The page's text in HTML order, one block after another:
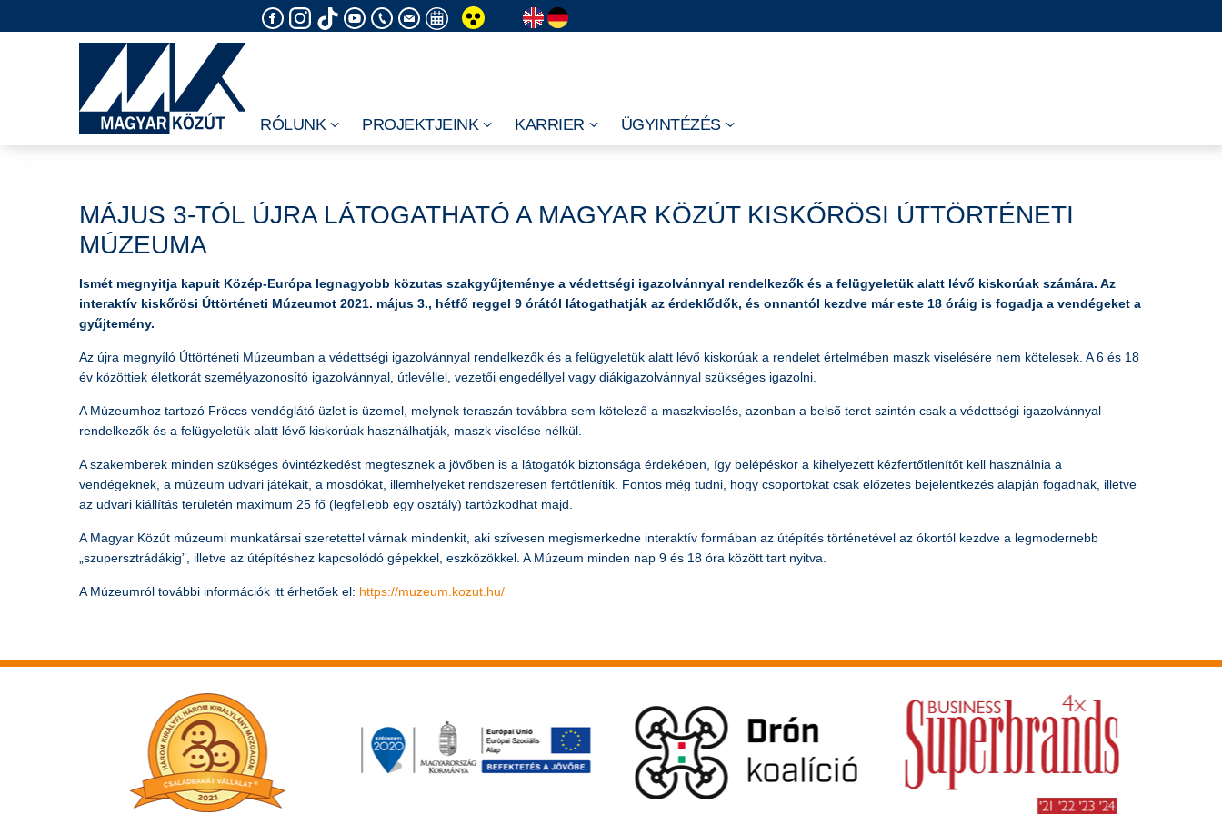
to
RÓLUNK PROJEKTJEINK KARRIER ÜGYINTÉZÉS
MÁJUS 3-TÓL ÚJRA LÁTOGATHATÓ A MAGYAR KÖZÚT KISKŐRÖSI ÚTTÖRTÉNETI
MÚZEUMA
Ismét megnyitja kapuit Közép-Európa legnagyobb közutas szakgyűjteménye a védettségi igazolvánnyal rendelkezők és a felügyeletük alatt lévő kiskorúak számára. Az
interaktív kiskőrösi Úttörténeti Múzeumot 2021. május 3., hétfő reggel 9 órától látogathatják az érdeklődők, és onnantól kezdve már este 18 óráig is fogadja a vendégeket a
gyűjtemény.
Az újra megnyíló Úttörténeti Múzeumban a védettségi igazolvánnyal rendelkezők és a felügyeletük alatt lévő kiskorúak a rendelet értelmében maszk viselésére nem kötelesek. A 6 és 18
év közöttiek életkorát személyazonosító igazolvánnyal, útlevéllel, vezetői engedéllyel vagy diákigazolvánnyal szükséges igazolni.
A Múzeumhoz tartozó Fröccs vendéglátó üzlet is üzemel, melynek teraszán továbbra sem kötelező a maszkviselés, azonban a belső teret szintén csak a védettségi igazolvánnyal
rendelkezők és a felügyeletük alatt lévő kiskorúak használhatják, maszk viselése nélkül.
A szakemberek minden szükséges óvintézkedést megtesznek a jövőben is a látogatók biztonsága érdekében, így belépéskor a kihelyezett kézfertőtlenítőt kell használnia a
vendégeknek, a múzeum udvari játékait, a mosdókat, illemhelyeket rendszeresen fertőtlenítik. Fontos még tudni, hogy csoportokat csak előzetes bejelentkezés alapján fogadnak, illetve
az udvari kiállítás területén maximum 25 fő (legfeljebb egy osztály) tartózkodhat majd.
A Magyar Közút múzeumi munkatársai szeretettel várnak mindenkit, aki szívesen megismerkedne interaktív formában az útépítés történetével az ókortól kezdve a legmodernebb
„szupersztrádákig”, illetve az útépítéshez kapcsolódó gépekkel, eszközökkel. A Múzeum minden nap 9 és 18 óra között tart nyitva.
A Múzeumról további információk itt érhetőek el: https://muzeum.kozut.hu/